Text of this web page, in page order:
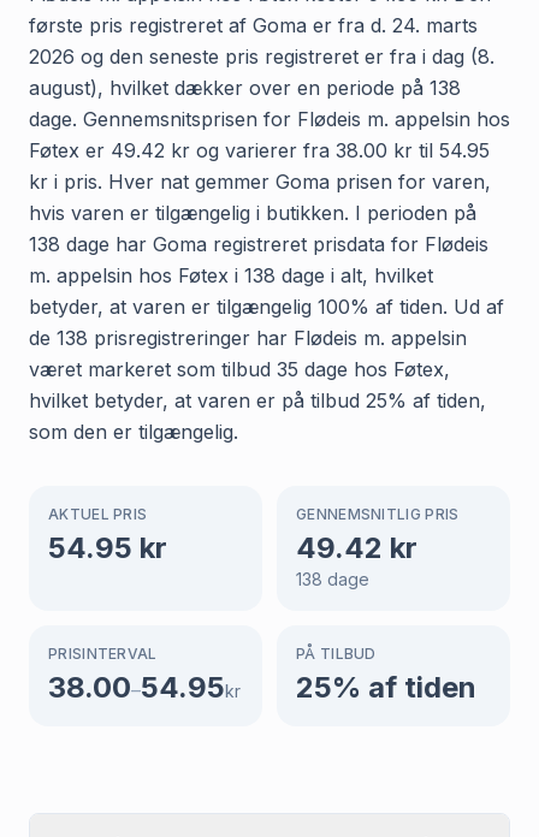
første pris registreret af Goma er fra d. 24. marts
2026 og den seneste pris registreret er fra i dag (8.
august), hvilket dækker over en periode på 138
dage. Gennemsnitsprisen for Flødeis m. appelsin hos
Føtex er 49.42 kr og varierer fra 38.00 kr til 54.95
kr i pris. Hver nat gemmer Goma prisen for varen,
hvis varen er tilgængelig i butikken. I perioden på
138 dage har Goma registreret prisdata for Flødeis
m. appelsin hos Føtex i 138 dage i alt, hvilket
betyder, at varen er tilgængelig 100% af tiden. Ud af
de 138 prisregistreringer har Flødeis m. appelsin
været markeret som tilbud 35 dage hos Føtex,
hvilket betyder, at varen er på tilbud 25% af tiden,
som den er tilgængelig.
AKTUEL PRIS
54.95 kr
GENNEMSNITLIG PRIS
49.42 kr
138 dage
PRISINTERVAL
38.00–54.95kr
PÅ TILBUD
25% af tiden